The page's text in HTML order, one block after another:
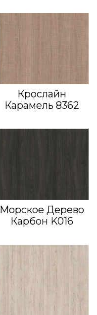
Крослайн
Карамель 8362
Морское Дерево
Карбон K016